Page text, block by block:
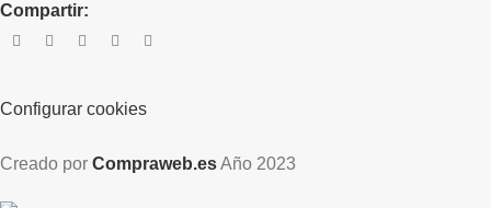
Compartir:
Configurar cookies
Creado por Compraweb.esAño 2023